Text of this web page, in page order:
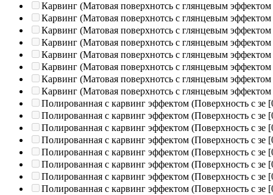
Карвинг (Матовая поверхнотсь с глянцевым эффектом
Карвинг (Матовая поверхнотсь с глянцевым эффектом
Карвинг (Матовая поверхнотсь с глянцевым эффектом
Карвинг (Матовая поверхнотсь с глянцевым эффектом
Карвинг (Матовая поверхнотсь с глянцевым эффектом
Карвинг (Матовая поверхнотсь с глянцевым эффектом
Карвинг (Матовая поверхнотсь с глянцевым эффектом
Карвинг (Матовая поверхнотсь с глянцевым эффектом
Полированная c карвинг эффектом (Поверхность с зе
Полированная c карвинг эффектом (Поверхность с зе
Полированная c карвинг эффектом (Поверхность с зе
Полированная c карвинг эффектом (Поверхность с зе
Полированная c карвинг эффектом (Поверхность с зе
Полированная c карвинг эффектом (Поверхность с зе
Полированная c карвинг эффектом (Поверхность с зе
Полированная c карвинг эффектом (Поверхность с зе